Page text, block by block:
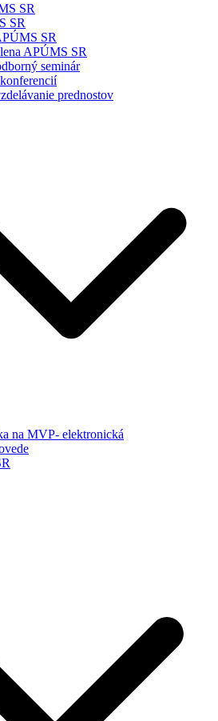
SR
SR
SR
APÚMS SR
seminár
prednostov
na MVP- elektronická